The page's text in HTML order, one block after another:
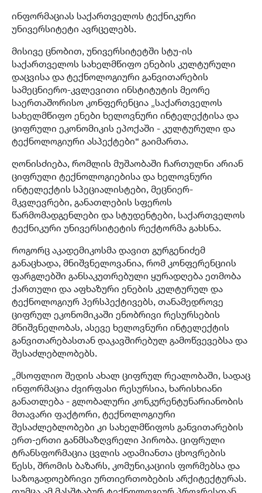
ინფორმაციას საქართველოს ტექნიკური
უნივერსიტეტი ავრცელებს.
მისივე ცნობით, უნივერსიტეტში სტუ-ის
საქართველოს სახელმწიფო ენების კულტურული
დაცვისა და ტექნოლოგიური განვითარების
სამეცნიერო-კვლევითი ინსტიტუტის მეორე
საერთაშორისო კონფერენცია „საქართველოს
სახელმწიფო ენები ხელოვნური ინტელექტისა და
ციფრული ეკონომიკის ეპოქაში - კულტურული და
ტექნოლოგიური ასპექტები“ გაიმართა.
ღონისძიება, რომლის მუშაობაში ჩართულნი არიან
ციფრული ტექნოლოგიებისა და ხელოვნური
ინტელექტის სპეციალისტები, მეცნიერ-
მკვლევრები, განათლების სფეროს
წარმომადგენლები და სტუდენტები, საქართველოს
ტექნიკური უნივერსიტეტის რექტორმა გახსნა.
როგორც აკადემიკოსმა დავით გურგენიძემ
განაცხადა, მნიშვნელოვანია, რომ კონფერენციის
ფარგლებში განსაკუთრებული ყურადღება ეთმობა
ქართული და აფხაზური ენების კულტურულ და
ტექნოლოგიურ პერსპექტივებს, თანამედროვე
ციფრულ ეკონომიკაში ენობრივი რესურსების
მნიშვნელობას, ასევე ხელოვნური ინტელექტის
განვითარებასთან დაკავშირებულ გამოწვევებსა და
შესაძლებლობებს.
„მსოფლიო შედის ახალ ციფრულ რეალობაში, სადაც
ინფორმაცია ძვირფასი რესურსია, ხარისხიანი
განათლება - გლობალური კონკურენტუნარიანობის
მთავარი ფაქტორი, ტექნოლოგიური
შესაძლებლობები კი სახელმწიფოს განვითარების
ერთ-ერთი განმსაზღვრელი პირობა. ციფრული
ტრანსფორმაცია ცვლის ადამიანთა ცხოვრების
წესს, შრომის ბაზარს, კომუნიკაციის ფორმებსა და
საზოგადოებრივი ურთიერთობების არქიტექტურას.